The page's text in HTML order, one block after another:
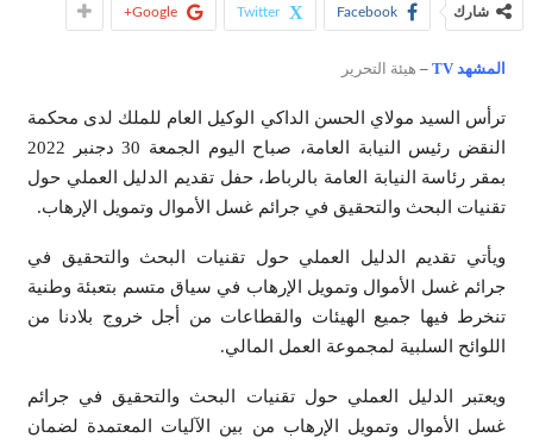
شارك Facebook
Twitter
Google+
المشهد TV – هيئة التحرير
ترأس السيد مولاي الحسن الداكي الوكيل العام للملك لدى محكمة
النقض رئيس النيابة العامة، صباح اليوم الجمعة 30 دجنبر 2022
بمقر رئاسة النيابة العامة بالرباط، حفل تقديم الدليل العملي حول
تقنيات البحث والتحقيق في جرائم غسل الأموال وتمويل الإرهاب.
ويأتي تقديم الدليل العملي حول تقنيات البحث والتحقيق في
جرائم غسل الأموال وتمويل الإرهاب في سياق متسم بتعبئة وطنية
تنخرط فيها جميع الهيئات والقطاعات من أجل خروج بلادنا من
اللوائح السلبية لمجموعة العمل المالي.
ويعتبر الدليل العملي حول تقنيات البحث والتحقيق في جرائم
غسل الأموال وتمويل الإرهاب من بين الآليات المعتمدة لضمان